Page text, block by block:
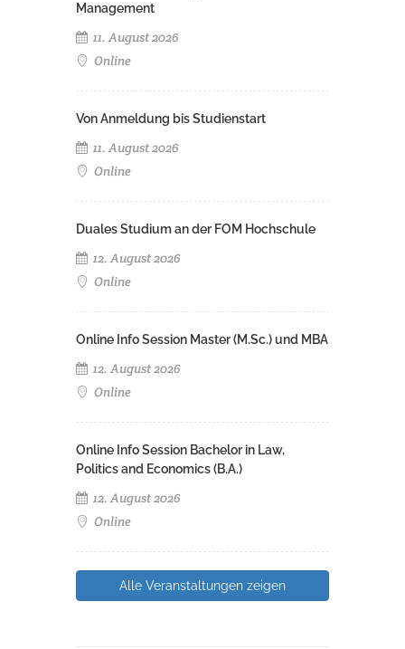
Management
11. August 2026
Online
Von Anmeldung bis Studienstart
11. August 2026
Online
Duales Studium an der FOM Hochschule
12. August 2026
Online
Online Info Session Master (M.Sc.) und MBA
12. August 2026
Online
Online Info Session Bachelor in Law,
Politics and Economics (B.A.)
12. August 2026
Online
Alle Veranstaltungen zeigen